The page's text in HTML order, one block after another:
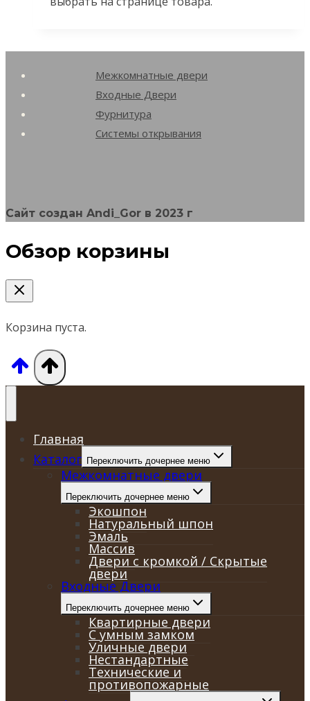
Межкомнатные двери
Входные Двери
Фурнитура
Системы открывания
Сайт создан Andi_Gor в 2023 г
Обзор корзины
Корзина пуста.
Главная
Каталог Переключить дочернее меню
Межкомнатные двери
Переключить дочернее меню
Экошпон
Натуральный шпон
Эмаль
Массив
Двери с кромкой / Скрытые
двери
Входные Двери
Переключить дочернее меню
Квартирные двери
С умным замком
Уличные двери
Нестандартные
Технические и
противопожарные